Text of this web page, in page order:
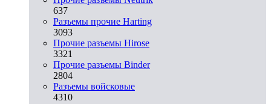
637
Разъемы прочие Harting
3093
Прочие разъемы Hirose
3321
Прочие разъемы Binder
2804
Разъемы войсковые
4310